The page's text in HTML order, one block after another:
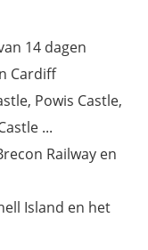
14 dagen
Cardiff
Powis Castle,
...
Railway en
Island en het